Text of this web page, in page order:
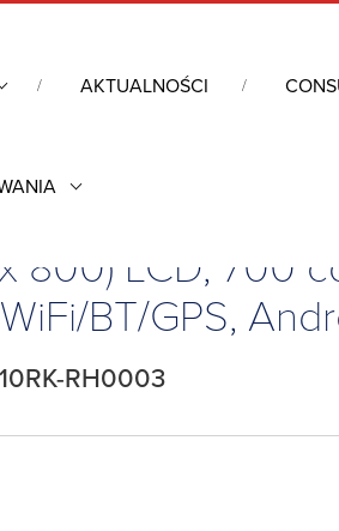
AKTUALNOŚCI
/
x 800) LCD, 700
BT/GPS,
RH0003